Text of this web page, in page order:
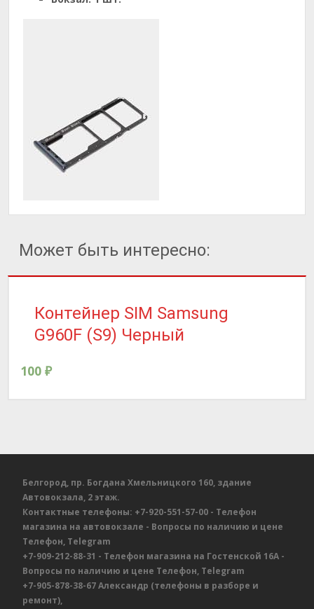
Может быть интересно:
Контейнер SIM Samsung
G960F (S9) Черный
100 ₽
Белгород, пр. Богдана Хмельницкого 160, здание
Автовокзала, 2 этаж.
Контактные телефоны: +7-920-551-57-00 - Телефон
магазина на автовокзале - Вопросы по наличию и цене
Телефон, Telegram
+7-909-212-88-31 - Телефон магазина на Гостенской 16А -
Вопросы по наличию и цене Телефон, Telegram
+7-905-878-38-67Александр (телефоны в разборе и
ремонт),